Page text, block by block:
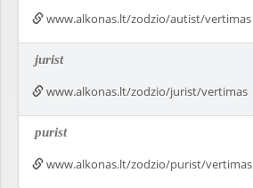
www.alkonas.lt/zodzio/autist/vertimas
jurist
www.alkonas.lt/zodzio/jurist/vertimas
purist
www.alkonas.lt/zodzio/purist/vertimas